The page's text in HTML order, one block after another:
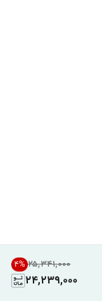
۲۵٬۳۴۱٬۰۰۰ 4%
24,239,000